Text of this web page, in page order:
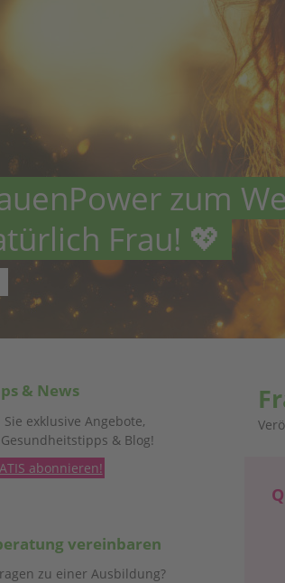
zum
Frau! 💖
& News
exklusive Angebote,
& Blog!
abonnieren!
vereinbaren
zu einer Ausbildung?